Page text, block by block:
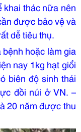
khai thác nữa nên
được bảo vệ và
dễ tiêu thụ.
hoặc làm gia
nay 1kg hạt giổi
biên độ sinh thái
đồi núi ở VN. –
20 năm được thu